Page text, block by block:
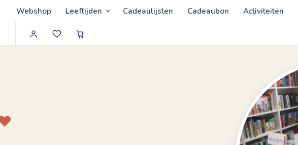
Webshop Leeftijden Cadeaulijsten Cadeaubon Activiteiten